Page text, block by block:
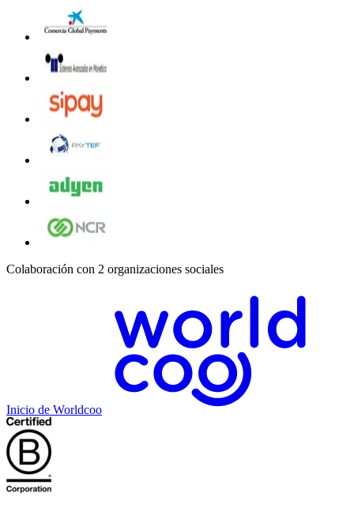
Colaboración con 2 organizaciones sociales
Inicio de Worldcoo